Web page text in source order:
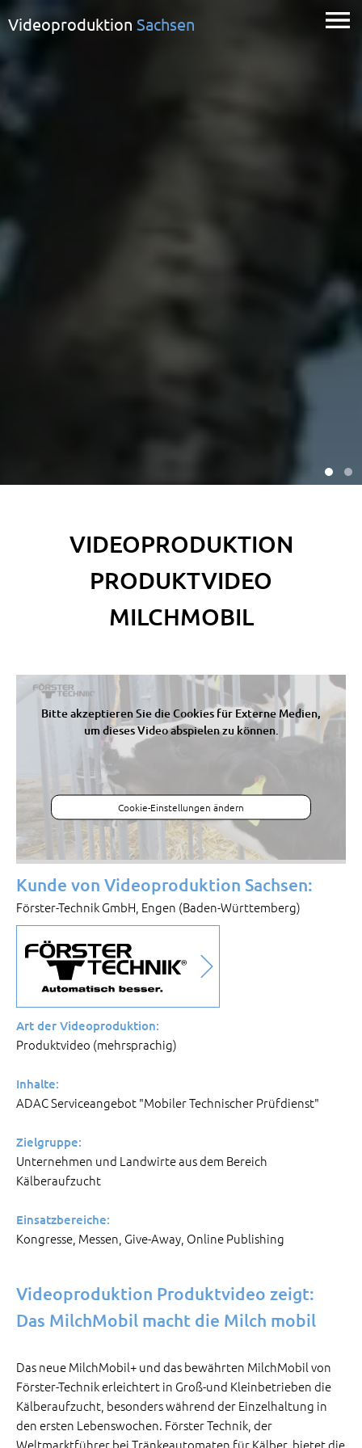
Videoproduktion Sachsen
VIDEOPRODUKTION
PRODUKTVIDEO
MILCHMOBIL
Bitte akzeptieren Sie die Cookies für Externe Medien,
um dieses Video abspielen zu können.
Cookie-Einstellungen ändern
Kunde von Videoproduktion Sachsen:
Förster-Technik GmbH, Engen (Baden-Württemberg)
Art der Videoproduktion:
Produktvideo (mehrsprachig)
Inhalte:
ADAC Serviceangebot "Mobiler Technischer Prüfdienst"
Zielgruppe:
Unternehmen und Landwirte aus dem Bereich
Kälberaufzucht
Einsatzbereiche:
Kongresse, Messen, Give-Away, Online Publishing
Videoproduktion Produktvideo zeigt:
Das MilchMobil macht die Milch mobil
Das neue MilchMobil+ und das bewährten MilchMobil von
Förster-Technik erleichtert in Groß-und Kleinbetrieben die
Kälberaufzucht, besonders während der Einzelhaltung in
den ersten Lebenswochen. Förster Technik, der
Weltmarktführer bei Tränkeautomaten für Kälber, bietet die